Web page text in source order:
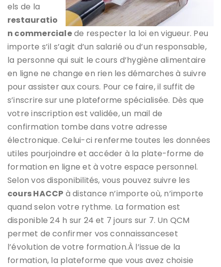
els de la
restauratio
n commercialede respecter la loi en vigueur. Peu
importe s’il s’agit d’un salarié ou d’un responsable,
la personne qui suit le cours d’hygiène alimentaire
en ligne ne change en rien les démarches à suivre
pour assister aux cours. Pour ce faire, il suffit de
s’inscrire sur une plateforme spécialisée. Dès que
votre inscription est validée, un mail de
confirmation tombe dans votre adresse
électronique. Celui-ci renferme toutes les données
utiles pourjoindre et accéder à la plate-forme de
formation en ligne et à votre espace personnel.
Selon vos disponibilités, vous pouvez suivre les
cours HACCP à distance n’importe où, n’importe
quand selon votre rythme. La formation est
disponible 24 h sur 24 et 7 jours sur 7. Un QCM
permet de confirmer vos connaissanceset
l’évolution de votre formation.À l’issue de la
formation, la plateforme que vous avez choisie